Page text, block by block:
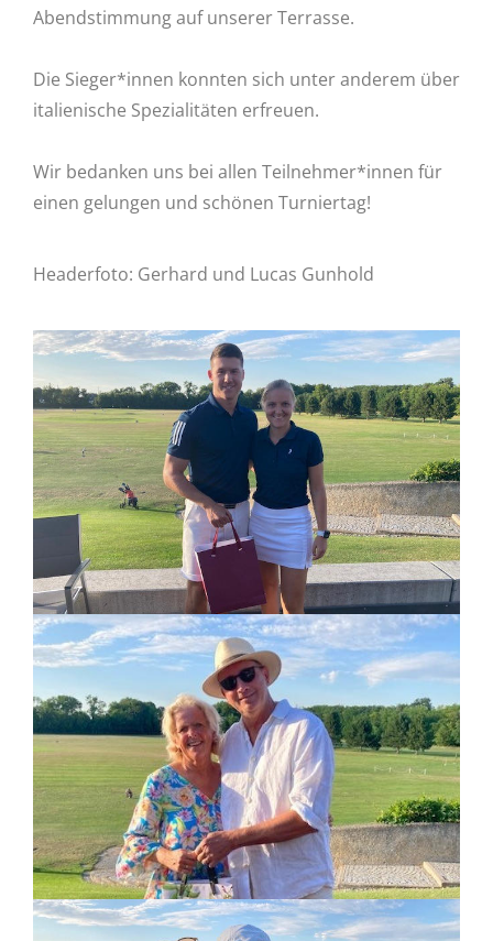
Abendstimmung auf unserer Terrasse.
Die Sieger*innen konnten sich unter anderem über
italienische Spezialitäten erfreuen.
Wir bedanken uns bei allen Teilnehmer*innen für
einen gelungen und schönen Turniertag!
Headerfoto: Gerhard und Lucas Gunhold